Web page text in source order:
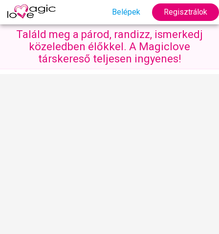
Belépek Regisztrálok
Találd meg a párod, randizz, ismerkedj
közeledben élőkkel. A Magiclove
társkereső teljesen ingyenes!